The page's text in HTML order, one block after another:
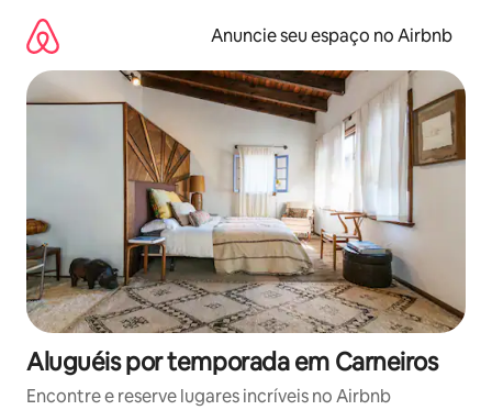
para
conteúdo
Anuncie seu espaço no Airbnb
Aluguéis por temporada em Carneiros
Encontre e reserve lugares incríveis no Airbnb